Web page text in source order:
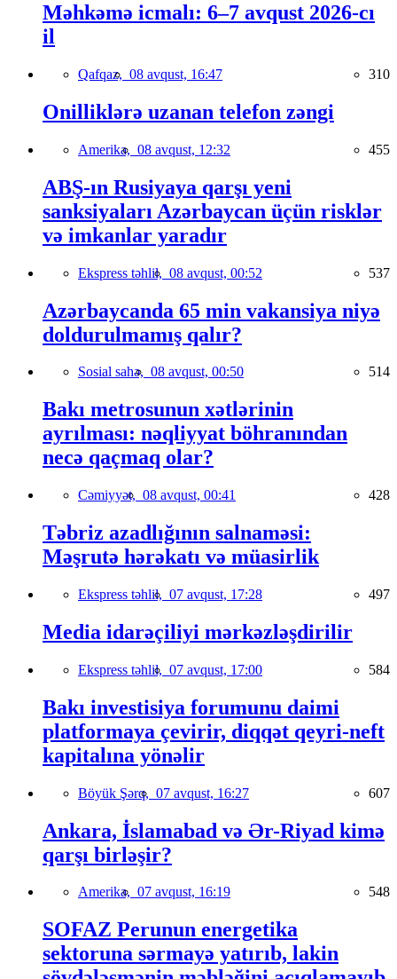
Məhkəmə icmalı: 6–7 avqust 2026-cı
il
Qafqaz, 08 avqust, 16:47 310
Onilliklərə uzanan telefon zəngi
Amerika, 08 avqust, 12:32 455
ABŞ-ın Rusiyaya qarşı yeni
sanksiyaları Azərbaycan üçün risklər
və imkanlar yaradır
Ekspress təhlil, 08 avqust, 00:52 537
Azərbaycanda 65 min vakansiya niyə
doldurulmamış qalır?
Sosial sahə, 08 avqust, 00:50 514
Bakı metrosunun xətlərinin
ayrılması: nəqliyyat böhranından
necə qaçmaq olar?
Cəmiyyət, 08 avqust, 00:41 428
Təbriz azadlığının salnaməsi:
Məşrutə hərəkatı və müasirlik
Ekspress təhlil, 07 avqust, 17:28 497
Media idarəçiliyi mərkəzləşdirilir
Ekspress təhlil, 07 avqust, 17:00 584
Bakı investisiya forumunu daimi
platformaya çevirir, diqqət qeyri-neft
kapitalına yönəlir
Böyük Şərq, 07 avqust, 16:27 607
Ankara, İslamabad və Ər-Riyad kimə
qarşı birləşir?
Amerika, 07 avqust, 16:19 548
SOFAZ Perunun energetika
sektoruna sərmayə yatırıb, lakin